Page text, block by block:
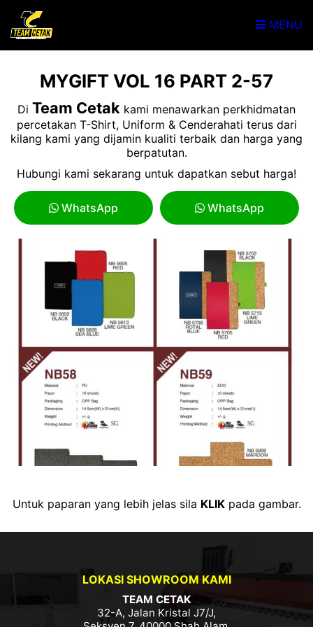
MENU
MYGIFT VOL 16 PART 2-57
Di Team Cetak kami menawarkan perkhidmatan
percetakan T-Shirt, Uniform & Cenderahati terus dari
kilang kami yang dijamin kualiti terbaik dan harga yang
berpatutan.
Hubungi kami sekarang untuk dapatkan sebut harga!
WhatsApp WhatsApp
Untuk paparan yang lebih jelas sila KLIKpada gambar.
LOKASI SHOWROOM KAMI
TEAM CETAK
32-A, Jalan Kristal J7/J,